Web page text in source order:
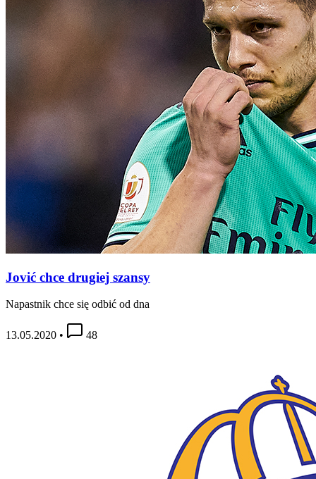
Jović chce drugiej szansy
Napastnik chce się odbić od dna
13.05.2020 • 48